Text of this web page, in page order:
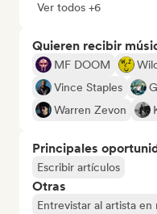
Ver todos +6
Quieren recibir
MF DOOM
Vince Staples
Warren Zevon
Principales
Escribir artículos
Otras
Entrevistar al artista